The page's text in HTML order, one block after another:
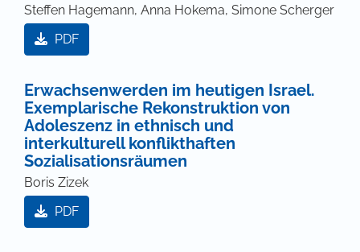
Steffen Hagemann, Anna Hokema, Simone Scherger
PDF
Erwachsenwerden im heutigen Israel.
Exemplarische Rekonstruktion von
Adoleszenz in ethnisch und
interkulturell konflikthaften
Sozialisationsräumen
Boris Zizek
PDF